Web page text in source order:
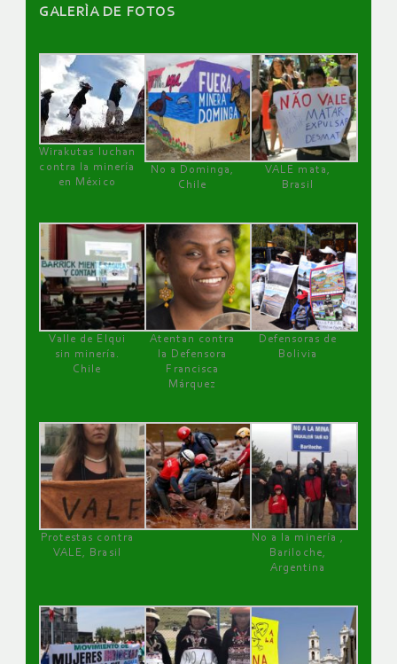
GALERÌA DE FOTOS
Wirakutas luchan
contra la minería
en México
No a Dominga,
Chile
VALE mata,
Brasil
Valle de Elqui
sin minería.
Chile
Atentan contra
la Defensora
Francisca
Márquez
Defensoras de
Bolivia
Protestas contra
VALE, Brasil
No a la minería ,
Bariloche,
Argentina